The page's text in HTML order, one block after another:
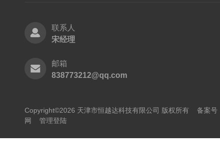
联系人
宋经理
邮箱
838773212@qq.com
Copyright©2026 天津市恒越达科技有限公司 版权所有 备案号
网
管理登陆